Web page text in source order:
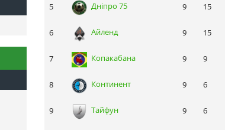
5 Днiпро 75 9 15
6 Айленд 9 15
7 Копакабана 9 9
8 Континент 9 6
9 Тайфун 9 6